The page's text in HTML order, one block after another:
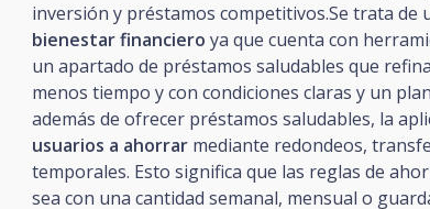
inversión y préstamos competitivos.Se trata de
bienestar financiero ya que cuenta con
un apartado de préstamos saludables que
menos tiempo y con condiciones claras y un
además de ofrecer préstamos saludables, la
usuarios a ahorrar mediante redondeos,
temporales. Esto significa que las reglas de
sea con una cantidad semanal, mensual o